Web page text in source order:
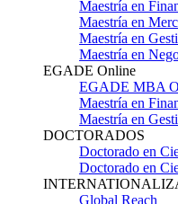
Maestría en
Maestría en
Maestría en
Maestría en
EGADE Online
EGADE MBA
Maestría en
Maestría en
DOCTORADOS
Doctorado en
Doctorado en
Global Reach